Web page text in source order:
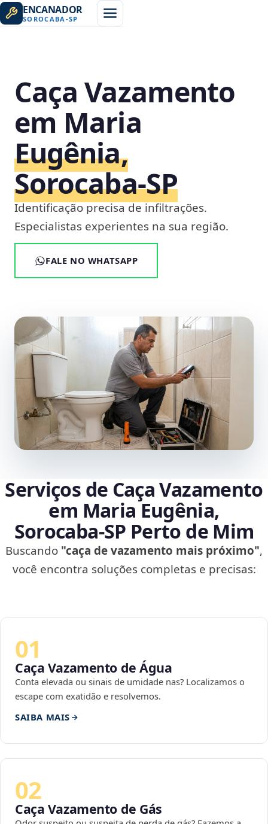
ENCANADOR
SOROCABA -SP
Caça Vazamento
em Maria
Eugênia,
Sorocaba‑SP
Identificação precisa de infiltrações.
Especialistas experientes na sua região.
FALE NO WHATSAPP
Serviços de Caça Vazamento
em Maria Eugênia,
Sorocaba‑SP Perto de Mim
Buscando "caça de vazamento mais próximo",
você encontra soluções completas e precisas:
01
Caça Vazamento de Água
Conta elevada ou sinais de umidade nas? Localizamos o
escape com exatidão e resolvemos.
SAIBA MAIS
02
Caça Vazamento de Gás